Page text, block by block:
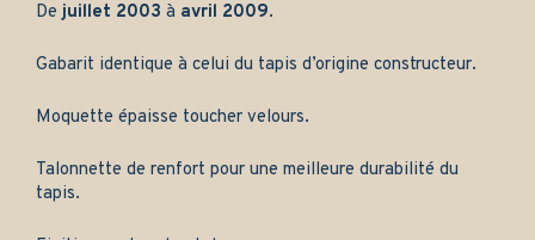
Dejuillet 2003 à avril 2009.
Gabarit identique à celui du tapis d’origine constructeur.
Moquette épaisse toucher velours.
Talonnette de renfort pour une meilleure durabilité du
tapis.